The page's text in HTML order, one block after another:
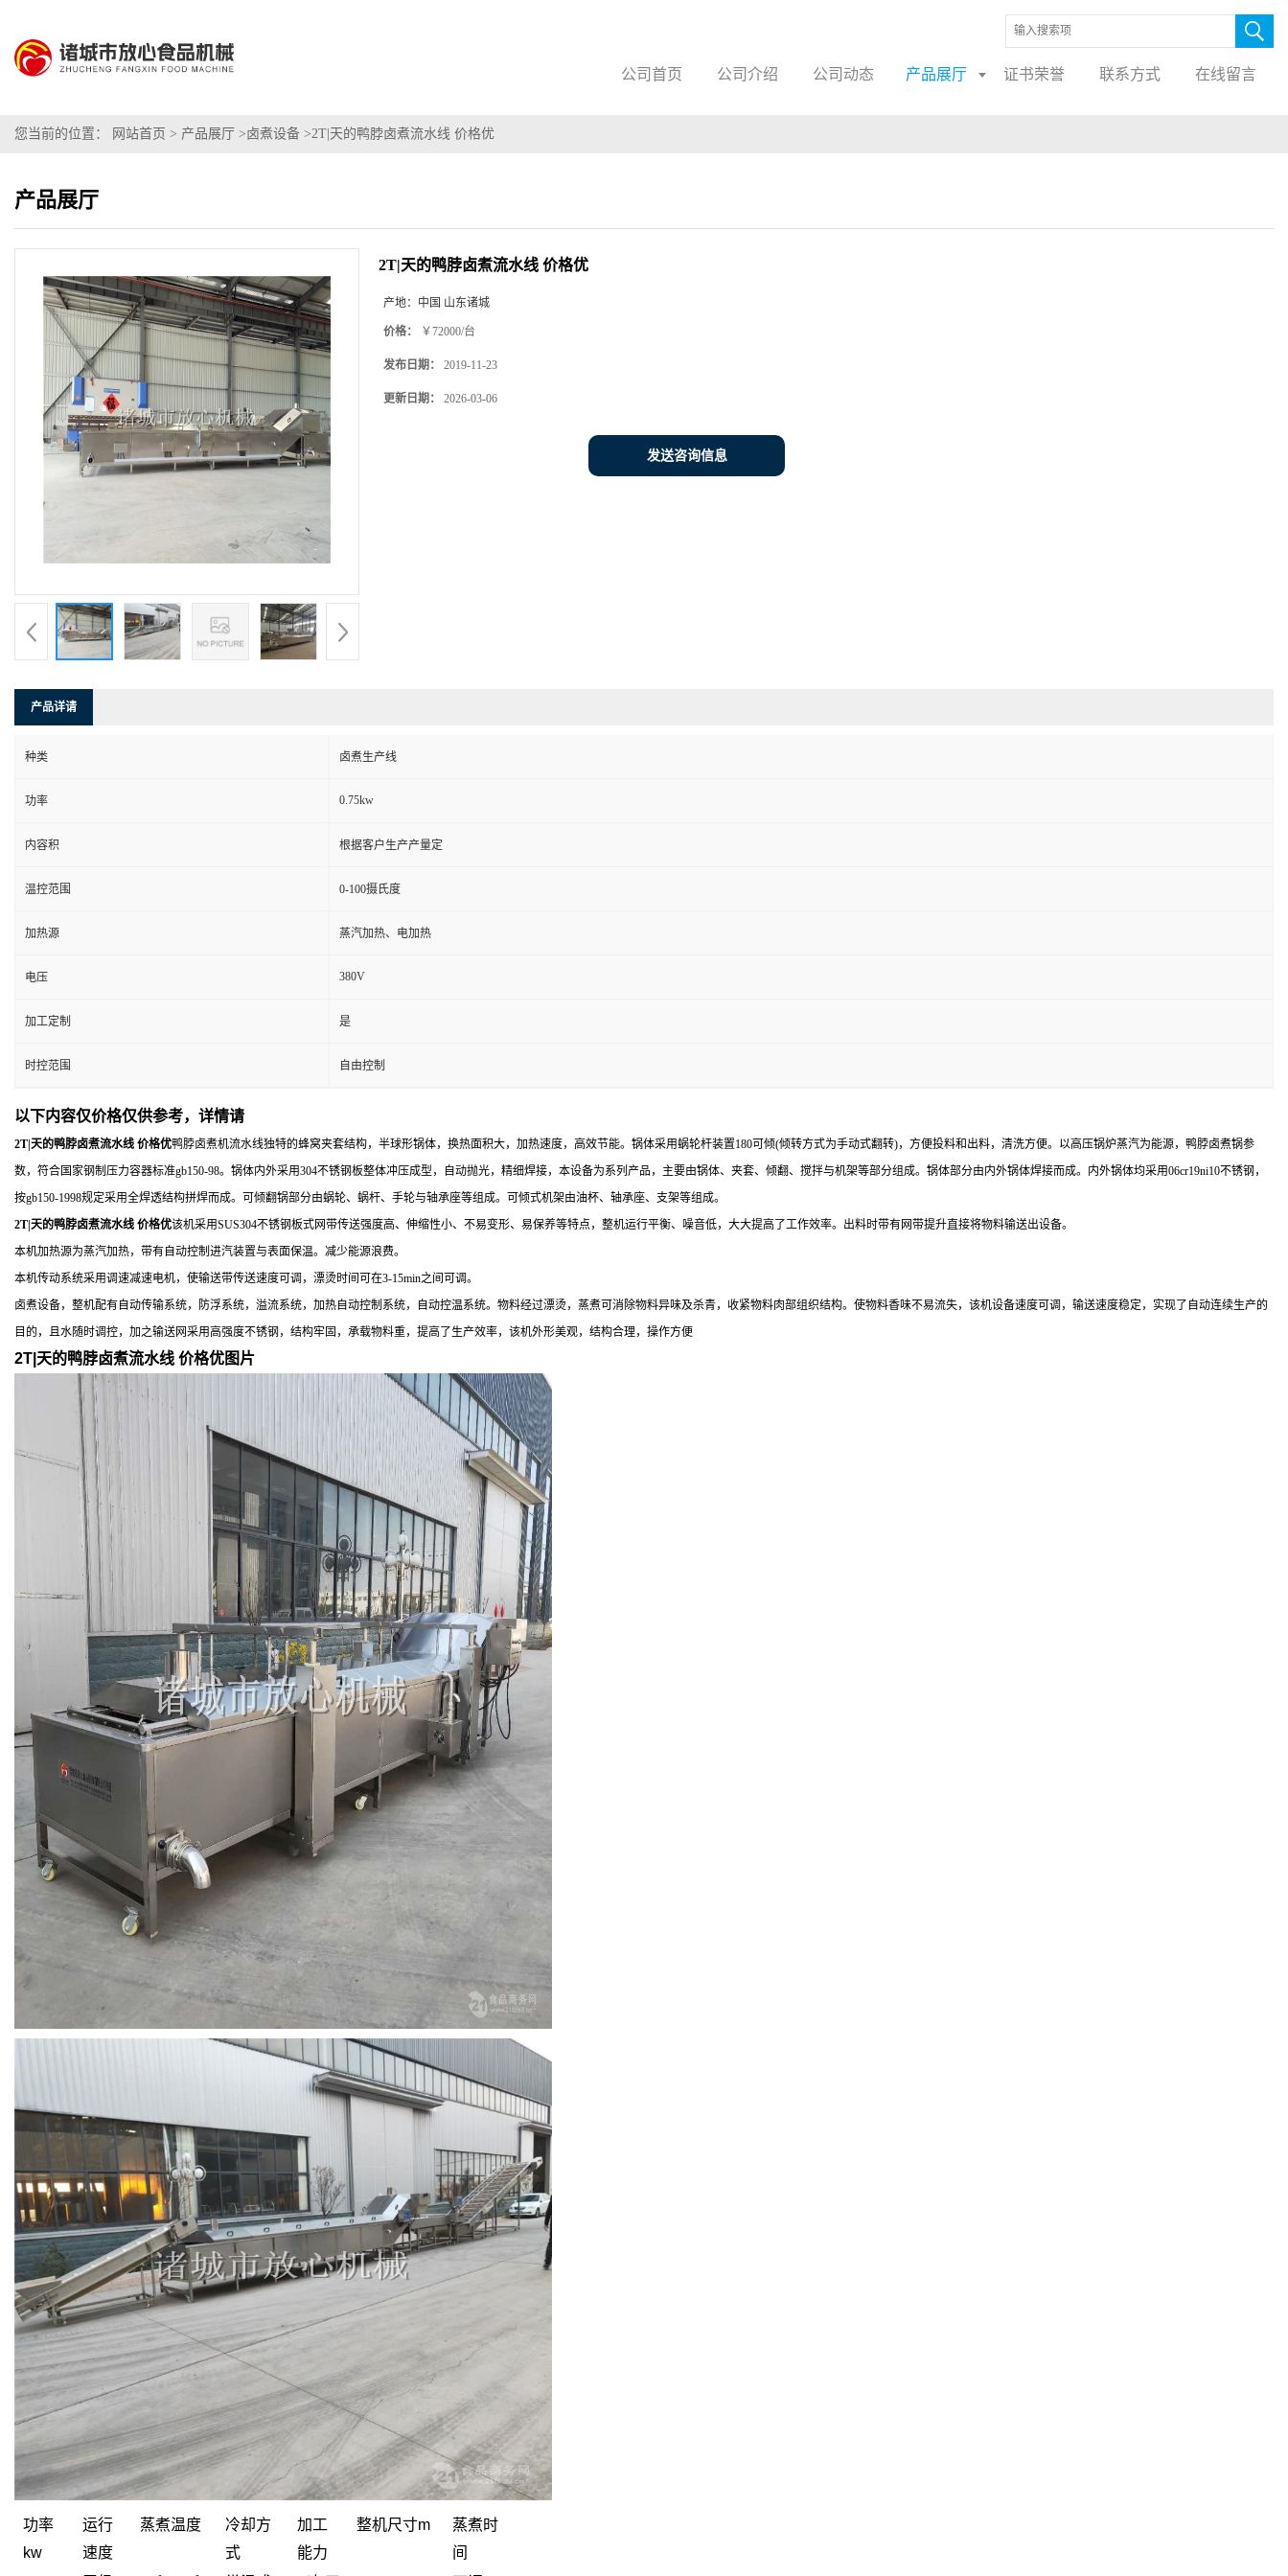
公司首页 公司介绍 公司动态 产品展厅 证书荣誉 联系方式 在线留言
您当前的位置： 网站首页 > 产品展厅 >卤煮设备 >2T|天的鸭脖卤煮流水线 价格优
产品展厅
2T|天的鸭脖卤煮流水线 价格优
产地： 中国 山东诸城
价格： ￥72000/台
发布日期： 2019-11-23
更新日期： 2026-03-06
发送咨询信息
产品详请
种类 卤煮生产线
功率 0.75kw
内容积 根据客户生产产量定
温控范围 0-100摄氏度
加热源 蒸汽加热、电加热
电压 380V
加工定制 是
时控范围 自由控制
以下内容仅价格仅供参考，详情请
2T|天的鸭脖卤煮流水线 价格优鸭脖卤煮机流水线独特的蜂窝夹套结构，半球形锅体，换热面积大，加热速度，高效节能。锅体采用蜗轮杆装置180可倾(倾转方式为手动式翻转)，方便投料和出料，清洗方便。以高压锅炉蒸汽为能源，鸭脖卤煮锅参
数，符合国家钢制压力容器标准gb150-98。锅体内外采用304不锈钢板整体冲压成型，自动抛光，精细焊接，本设备为系列产品，主要由锅体、夹套、倾翻、搅拌与机架等部分组成。锅体部分由内外锅体焊接而成。内外锅体均采用06cr19ni10不锈钢，
按gb150-1998规定采用全焊透结构拼焊而成。可倾翻锅部分由蜗轮、蜗杆、手轮与轴承座等组成。可倾式机架由油杯、轴承座、支架等组成。
2T|天的鸭脖卤煮流水线 价格优该机采用SUS304不锈钢板式网带传送强度高、伸缩性小、不易变形、易保养等特点，整机运行平衡、噪音低，大大提高了工作效率。出料时带有网带提升直接将物料输送出设备。
本机加热源为蒸汽加热，带有自动控制进汽装置与表面保温。减少能源浪费。
本机传动系统采用调速减速电机，使输送带传送速度可调，漂烫时间可在3-15min之间可调。
卤煮设备，整机配有自动传输系统，防浮系统，溢流系统，加热自动控制系统，自动控温系统。物料经过漂烫，蒸煮可消除物料异味及杀青，收紧物料肉部组织结构。使物料香味不易流失，该机设备速度可调，输送速度稳定，实现了自动连续生产的
目的，且水随时调控，加之输送网采用高强度不锈钢，结构牢固，承载物料重，提高了生产效率，该机外形美观，结构合理，操作方便
2T|天的鸭脖卤煮流水线 价格优图片
功率
kw
运行
速度
蒸煮温度
冷却方
式
加工
能力
整机尺寸m
蒸煮时
间